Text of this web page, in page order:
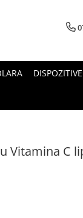
Vitamina C